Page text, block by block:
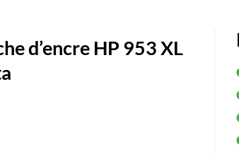
d’encre HP 953 XL
d'encre HP 953 XL Magenta